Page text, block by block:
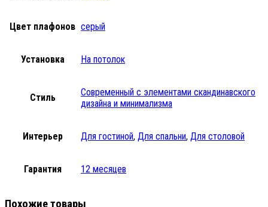
Цвет плафонов серый
Установка На потолок
Стиль
Современный с элементами скандинавского
дизайна и минимализма
Интерьер Для гостиной, Для спальни, Для столовой
Гарантия 12 месяцев
Похожие товары